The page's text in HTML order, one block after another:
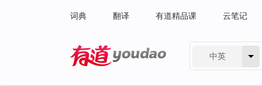
词典 翻译 有道精品课 云笔记
中英